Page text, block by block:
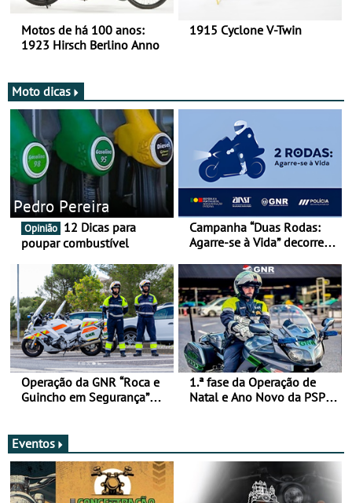
Motos de há 100 anos:
1923 Hirsch Berlino Anno
1915 Cyclone V-Twin
Moto dicas
Pedro Pereira
Opinião
poupar combustível
Campanha “Duas Rodas:
Agarre-se à Vida” decorre
Operação da GNR “Roca e
Guincho em Segurança”
1.ª fase da Operação de
Natal e Ano Novo da PSP e
Eventos